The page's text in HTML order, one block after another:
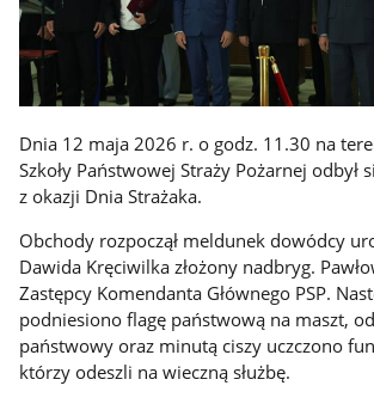
Dnia 12 maja 2026 r. o godz. 11.30 na
Szkoły Państwowej Straży Pożarnej odbył
z okazji Dnia Strażaka.
Obchody rozpoczął meldunek dowódcy
Dawida Kręciwilka złożony nadbryg.
Zastępcy Komendanta Głównego PSP.
podniesiono flagę państwową na maszt,
państwowy oraz minutą ciszy uczczono
którzy odeszli na wieczną służbę.